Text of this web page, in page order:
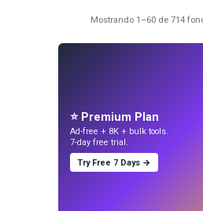
Mostrando 1–60 de 714
⭐ Premium Plan
Ad-free + 8K + bulk tools.
7-day free trial.
Try Free 7 Days →